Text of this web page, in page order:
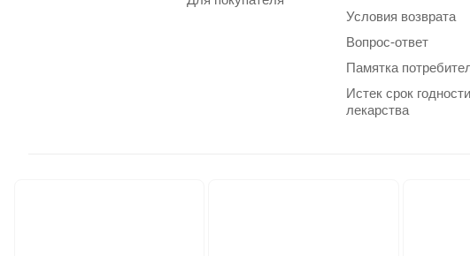
Условия возврата
Вопрос-ответ
Памятка
Истек срок годности
лекарства